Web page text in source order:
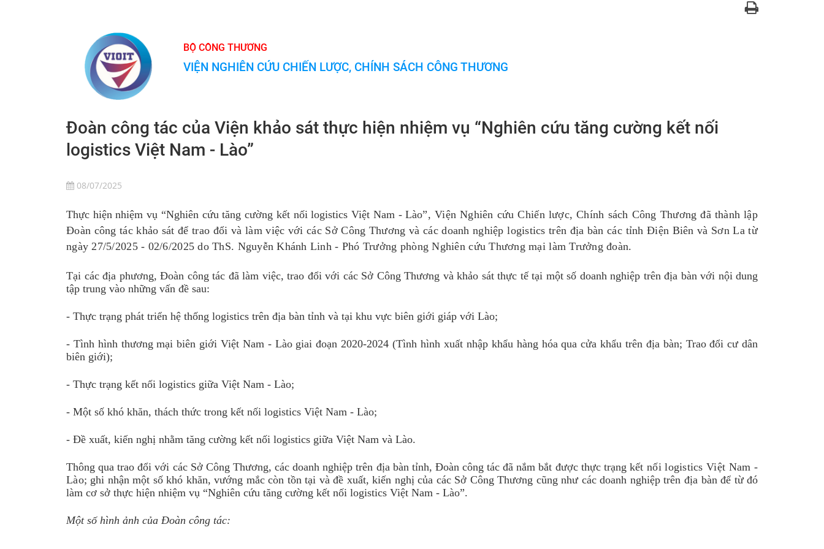
BỘ CÔNG THƯƠNG
VIỆN NGHIÊN CỨU CHIẾN LƯỢC, CHÍNH SÁCH CÔNG THƯƠNG
Đoàn công tác của Viện khảo sát thực hiện nhiệm vụ “Nghiên cứu tăng cường kết nối
logistics Việt Nam - Lào”
08/07/2025
Thực hiện nhiệm vụ “Nghiên cứu tăng cường kết nối logistics Việt Nam -Lào”, Viện Nghiên cứuChiến lược,Chính sách Công Thương đã thành lập
Đoàn côngtác khảo sát để trao đổi và làm việc với các Sở Công Thương và các doanh nghiệplogistics trên địa bàn các tỉnhĐiện Biên và Sơn La từ
ngày 27/5/2025- 02/6/2025 do ThS. Nguyễn Khánh Linh - Phó Trưởng phòngNghiên cứu Thương mại làm Trưởng đoàn.
Tại các địa phương, Đoàn công tác đã làm việc, trao đổi với các Sở Công Thương và khảo sát thực tế tại một số doanh nghiệp trên địa bàn với nội dung
tập trung vào những vấn đề sau:
- Thực trạng phát triển hệ thống logistics trên địa bàn tỉnh và tại khu vực biên giới giáp với Lào;
- Tình hình thương mại biên giới Việt Nam -Lào giai đoạn 2020-2024 (Tình hình xuất nhập khẩu hàng hóa qua cửa khẩu trên địa bàn; Trao đổi cư dân
biên giới);
- Thực trạng kết nối logistics giữa Việt Nam - Lào;
- Một số khó khăn, thách thức trong kết nối logistics Việt Nam - Lào;
- Đề xuất, kiến nghị nhằm tăng cường kết nối logistics giữa Việt Nam và Lào.
Thông qua trao đổi với các Sở Công Thương, các doanh nghiệp trên địa bàn tỉnh, Đoàn công tác đã nắm bắt được thực trạng kết nối logistics Việt Nam -
Lào; ghi nhận một số khó khăn, vướng mắc còn tồn tại và đề xuất, kiến nghị của các Sở Công Thương cũng như các doanh nghiệptrên địa bàn để từ đó
làm cơ sở thực hiện nhiệm vụ “Nghiên cứu tăng cường kết nối logistics Việt Nam - Lào”.
Một số hình ảnh của Đoàn công tác: